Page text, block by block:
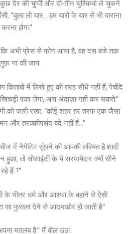
कुछ देर की चुप्पी और दो-तीन चुस्कियां ले चुकने
लो यार… हम यारों के यार से भी याराना
होगा.”
कि अभी प्रेस से फोन आया है, वह दस बजे तक
ना की जाय.
किताबों में लिखे हुए की तरह सीधे नहीं हैं, पेचीदे
पका लेगा, आप अंदाज़ा नहीं कर सकते.”
को जारी रखा. “कोई शहर हर तरफ एक जैसा
अमन और तरक्कीपसंद बंदे नहीं हैं…”
में नेगेटिव सूंघने की आपकी तबियत है.शादी
हुआ, तो सोसाईटी के ये सरमायेदार क्यों सीने
हैं ?”
के भीतर धर्म और आस्था के बहाने से ऐसी
सा फुसला देने से आदमखोर हो जाती है.”
मतलब है.” मैं बोल उठा.